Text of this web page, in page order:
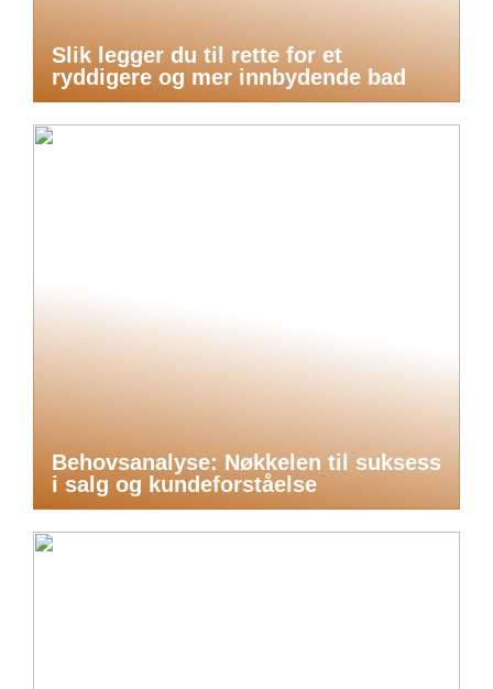
Slik legger du til rette for et
ryddigere og mer innbydende bad
Behovsanalyse: Nøkkelen til suksess
i salg og kundeforståelse